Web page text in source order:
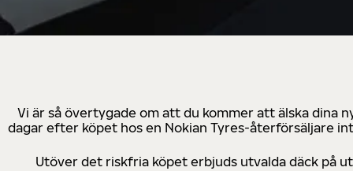
Vi är så övertygade om att du kommer att älska dina
dagar efter köpet hos en Nokian Tyres-återförsäljare
Utöver det riskfria köpet erbjuds utvalda däck på